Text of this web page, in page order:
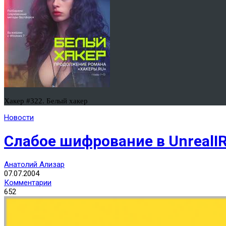
Хакер #322. Белый хакер
Новости
Слабое шифрование в
Анатолий Ализар
07.07.2004
Комментарии
652